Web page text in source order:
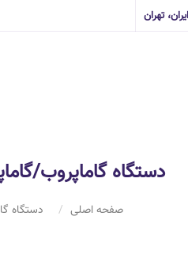
ایران، تهران
دستگاه گاماپروب/
صفحه اصلی دستگاه